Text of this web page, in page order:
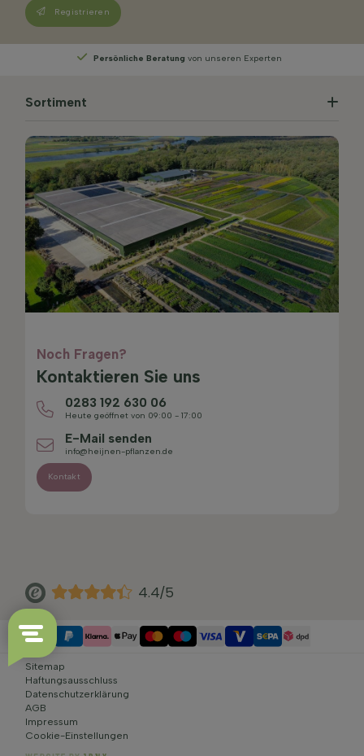
Registrieren
WählenSie Ihre Lieferwoche
Sortiment
Noch Fragen?
Kontaktieren Sie uns
0283 192 630 06
Heute geöffnet von 09:00 - 17:00
E-Mail senden
info@heijnen-pflanzen.de
Kontakt
4.4/5
Sitemap
Haftungsausschluss
Datenschutzerklärung
AGB
Impressum
Cookie-Einstellungen